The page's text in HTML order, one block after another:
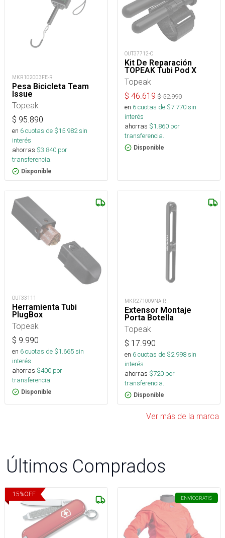
MKR102003FE-R
Pesa Bicicleta Team
Issue
Topeak
$ 95.890
en 6cuotas de $15.982sin
interés
ahorras $3.840 por
transferencia.
Disponible
OUT37712-C
Kit De Reparación
TOPEAK Tubi Pod X
Topeak
$ 46.619 $52.990
en 6cuotas de $7.770sin
interés
ahorras $1.860 por
transferencia.
Disponible
OUT33111
Herramienta Tubi
PlugBox
Topeak
$ 9.990
en 6cuotas de $1.665sin
interés
ahorras $400 por
transferencia.
Disponible
MKR271009NA-R
Extensor Montaje
Porta Botella
Topeak
$ 17.990
en 6cuotas de $2.998sin
interés
ahorras $720 por
transferencia.
Disponible
Ver más de la marca
Últimos Comprados
15%OFF
ENVÍOGRATIS